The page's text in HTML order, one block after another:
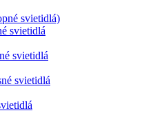
svietidlá)
svietidlá
svietidlá
svietidlá